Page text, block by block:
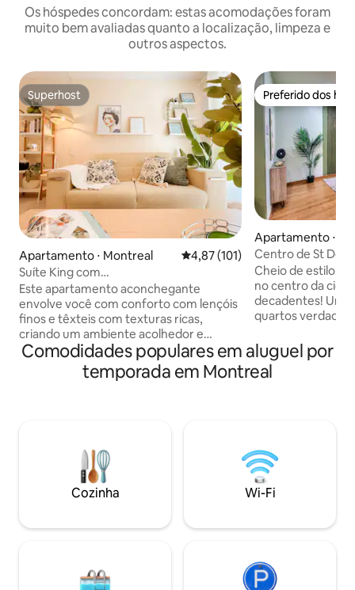
Os hóspedes concordam: estas acomodações foram
muito bem avaliadas quanto a localização, limpeza e
outros aspectos.
Superhost
Superhost
Apartamento ⋅ Montreal 4,87 de uma avaliação média de
4,87 (101)
Suíte King com
academia*Estacionamento*DT&Aeroporto
Este apartamento aconchegante
envolve você com conforto com lençóis
finos e têxteis com texturas ricas,
criando um ambiente acolhedor e
acolhedor Destaques: * Condomínio
novo inteiro só para você (incluindo
cozinha completa, máquina de
conveniente e transporte público * 3
minutos para supermercados, 10
minutos para o centro da cidade e 15
minutos para o aeroporto * Podemos
para acomodar até 3 pessoas
Preferido dos
Preferido dos
Apartamento ⋅
Centro de St
Oasis de Alto
Cheio de estilo!
no centro da
decadentes! Um
quartos
adorar a
pois está
restaurantes,
importante é o
conveniências! Novo local, decorado de
ponta a ponta,
Comodidades populares em aluguel por
temporada em Montreal
Cozinha Wi-Fi